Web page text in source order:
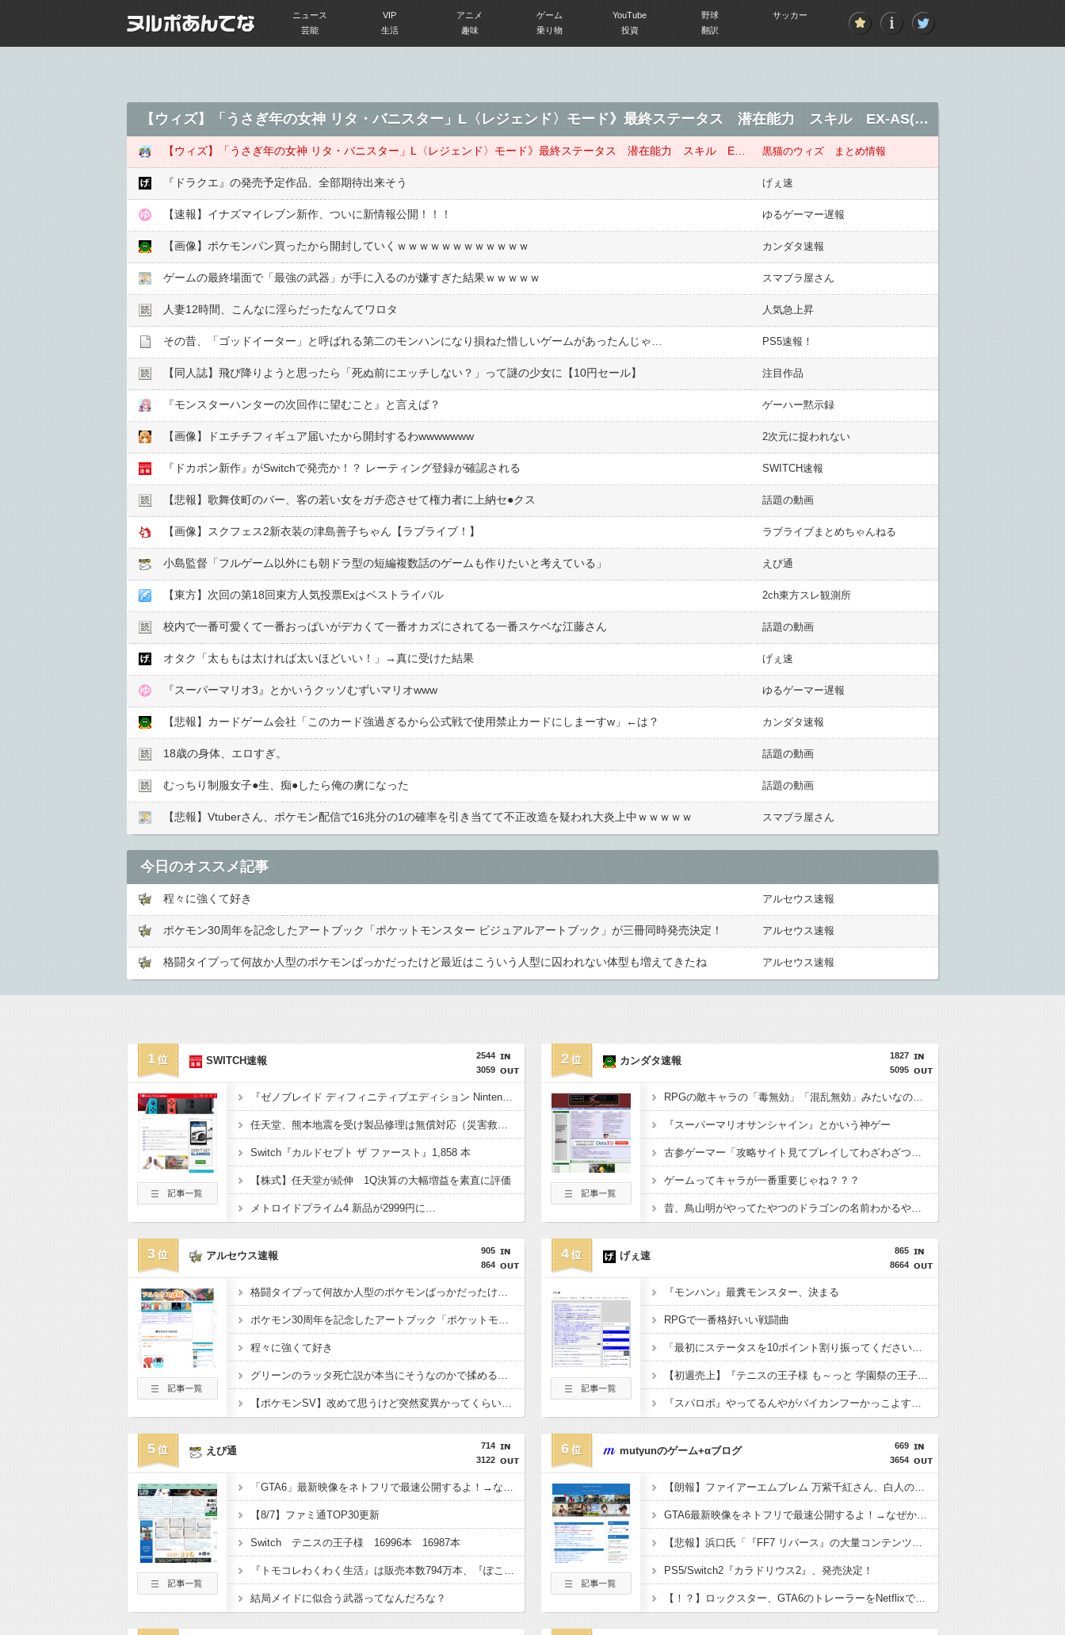
ニュース VIP アニメ ゲーム YouTube 野球
サッカー
芸能
生活 趣味 乗り物 投資 翻訳
【ウィズ】「うさぎ年の女神 リタ・バニスター」L〈レジェンド〉モード》最終ステータス 潜在能力 スキル EX-AS(正月2023）
黒猫のウィズ まとめ情報
『ドラクエ』の発売予定作品、全部期待出来そう げぇ速
【速報】イナズマイレブン新作、ついに新情報公開！！！ ゆるゲーマー遅報
【画像】ポケモンパン買ったから開封していくｗｗｗｗｗｗｗｗｗｗｗｗ カンダタ速報
ゲームの最終場面で「最強の武器」が手に入るのが嫌すぎた結果ｗｗｗｗｗ スマブラ屋さん
人妻12時間、こんなに淫らだったなんてワロタ 人気急上昇
その昔、「ゴッドイーター」と呼ばれる第二のモンハンになり損ねた惜しいゲームがあったんじゃ… PS5速報！
【同人誌】飛び降りようと思ったら「死ぬ前にエッチしない？」って謎の少女に【10円セール】 注目作品
『モンスターハンターの次回作に望むこと』と言えば？ ゲーハー黙示録
【画像】ドエチチフィギュア届いたから開封するわwwwwwww 2次元に捉われない
『ドカポン新作』がSwitchで発売か！？ レーティング登録が確認される SWITCH速報
【悲報】歌舞伎町のバー、客の若い女をガチ恋させて権力者に上納セ●︎クス 話題の動画
【画像】スクフェス2新衣装の津島善子ちゃん【ラブライブ！】 ラブライブまとめちゃんねる
小島監督「フルゲーム以外にも朝ドラ型の短編複数話のゲームも作りたいと考えている」 えび通
【東方】次回の第18回東方人気投票Exはベストライバル 2ch東方スレ観測所
校内で一番可愛くて一番おっぱいがデカくて一番オカズにされてる一番スケベな江藤さん 話題の動画
オタク「太ももは太ければ太いほどいい！」→真に受けた結果 げぇ速
『スーパーマリオ3』とかいうクッソむずいマリオwww ゆるゲーマー遅報
【悲報】カードゲーム会社「このカード強過ぎるから公式戦で使用禁止カードにしまーすw」←は？ カンダタ速報
18歳の身体、エロすぎ。 話題の動画
むっちり制服女子●︎生、痴●︎したら俺の虜になった 話題の動画
【悲報】Vtuberさん、ポケモン配信で16兆分の1の確率を引き当てて不正改造を疑われ大炎上中ｗｗｗｗｗ スマブラ屋さん
今日のオススメ記事
程々に強くて好き アルセウス速報
ポケモン30周年を記念したアートブック「ポケットモンスター ビジュアルアートブック」が三冊同時発売決定！ アルセウス速報
格闘タイプって何故か人型のポケモンばっかだったけど最近はこういう人型に囚われない体型も増えてきたね アルセウス速報
1
2544
3059
SWITCH速報
『ゼノブレイド ディフィニティブエディション Nintendo Switch 2 Edition』3,713 本
任天堂、熊本地震を受け製品修理は無償対応（災害救助法適用地域）
Switch『カルドセプト ザ ファースト』1,858 本
【株式】任天堂が続伸 1Q決算の大幅増益を素直に評価
メトロイドプライム4 新品が2999円に…
2
1827
5095
カンダタ速報
RPGの敵キャラの「毒無効」「混乱無効」みたいなのって冷静に考えるとおかしいよな
『スーパーマリオサンシャイン』とかいう神ゲー
古参ゲーマー「攻略サイト見てプレイしてわざわざつまらなくしてどうするの？」←これ
ゲームってキャラが一番重要じゃね？？？
昔、鳥山明がやってたやつのドラゴンの名前わかるやついる？
3
905
864
アルセウス速報
格闘タイプって何故か人型のポケモンばっかだったけど最近はこういう人型に囚われない体型も増えてきたね
ポケモン30周年を記念したアートブック「ポケットモンスター ビジュアルアートブック」が三冊同時発売決定！
程々に強くて好き
グリーンのラッタ死亡説が本当にそうなのかで揉める話題になってるのを知って驚いている
【ポケモンSV】改めて思うけど突然変異かってくらいメインストーリーがめちゃくちゃいい
4
865
8664
げぇ速
『モンハン』最糞モンスター、決まる
RPGで一番格好いい戦闘曲
「最初にステータスを10ポイント割り振ってください」天才ワイ「ったく…ｗ」
【初週売上】『テニスの王子様 も～っと 学園祭の王子様』16996本『テニスの王子様 ぎゅ～っと！ ドキドキサバイバル』16987本
『スパロボ』やってるんやがバイカンフーかっこよすぎやろ
5
714
3122
えび通
「GTA6」最新映像をネトフリで最速公開するよ！→なぜかXで大炎上中wwww
【8/7】ファミ通TOP30更新
Switch テニスの王子様 16996本 16987本
『トモコレわくわく生活』は販売本数794万本、『ぽこ あ ポケモン』は946万本
結局メイドに似合う武器ってなんだろな？
6
669
3654
mutyunのゲーム+αブログ
【朗報】ファイアーエムブレム 万紫千紅さん、白人の●●美少女を出してしまうwww
GTA6最新映像をネトフリで最速公開するよ！→なぜかXで大炎上中wwwwwwwwwwww
【悲報】浜口氏「『FF7 リバース』の大量コンテンツで疲れ、離れたプレイヤーいた」
PS5/Switch2『カラドリウス2』、発売決定！
【！？】ロックスター、GTA6のトレーラーをNetflixで先行公開wwwwwwwwwww